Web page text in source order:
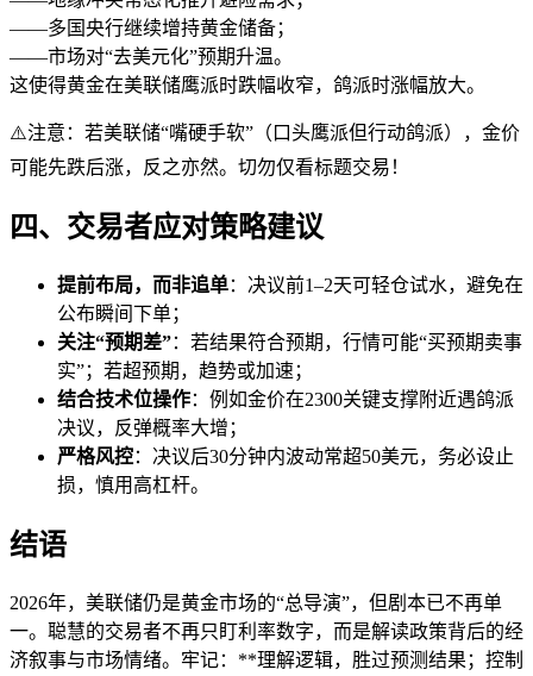
——多国央行继续增持黄金储备；
——市场对“去美元化”预期升温。
这使得黄金在美联储鹰派时跌幅收窄，鸽派时涨幅放大。
⚠️注意：若美联储“嘴硬手软”（口头鹰派但行动鸽派），金价
可能先跌后涨，反之亦然。切勿仅看标题交易！
四、交易者应对策略建议
提前布局，而非追单：决议前1–2天可轻仓试水，避免在
公布瞬间下单；
关注“预期差”：若结果符合预期，行情可能“买预期卖事
实”；若超预期，趋势或加速；
结合技术位操作：例如金价在2300关键支撑附近遇鸽派
决议，反弹概率大增；
严格风控：决议后30分钟内波动常超50美元，务必设止
损，慎用高杠杆。
结语
2026年，美联储仍是黄金市场的“总导演”，但剧本已不再单
一。聪慧的交易者不再只盯利率数字，而是解读政策背后的经
济叙事与市场情绪。牢记：**理解逻辑，胜过预测结果；控制